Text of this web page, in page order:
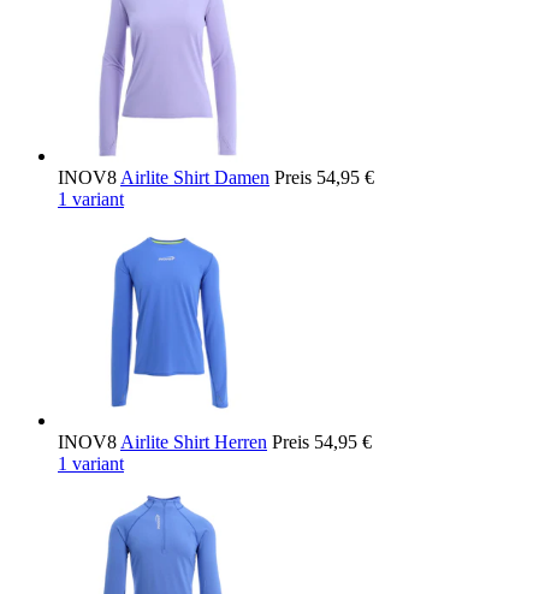
INOV8 Airlite Shirt Damen Preis 54,95 €
1 variant
INOV8 Airlite Shirt Herren Preis 54,95 €
1 variant